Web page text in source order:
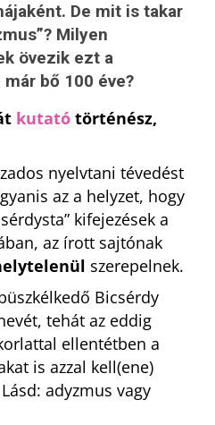
De mit is takar
Milyen
övezik ezt a
bő 100 éve?
kutató történész,
nyelvtani tévedést
az a helyzet, hogy
kifejezések a
az írott sajtónak
szerepelnek.
Bicsérdy
tehát az eddig
ellentétben a
is azzal kell(ene)
adyzmus vagy